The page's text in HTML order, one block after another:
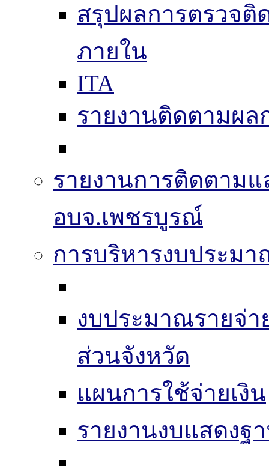
สรุปผลการตรวจติ
ภายใน
ITA
รายงานติดตามผ
รายงานการติดตาม
อบจ.เพชรบูรณ์
การบริหารงบประม
งบประมาณรายจ่า
ส่วนจังหวัด
แผนการใช้จ่ายเงิน
รายงานงบแสดงฐ